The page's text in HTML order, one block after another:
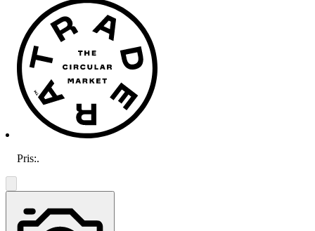
Pris:.